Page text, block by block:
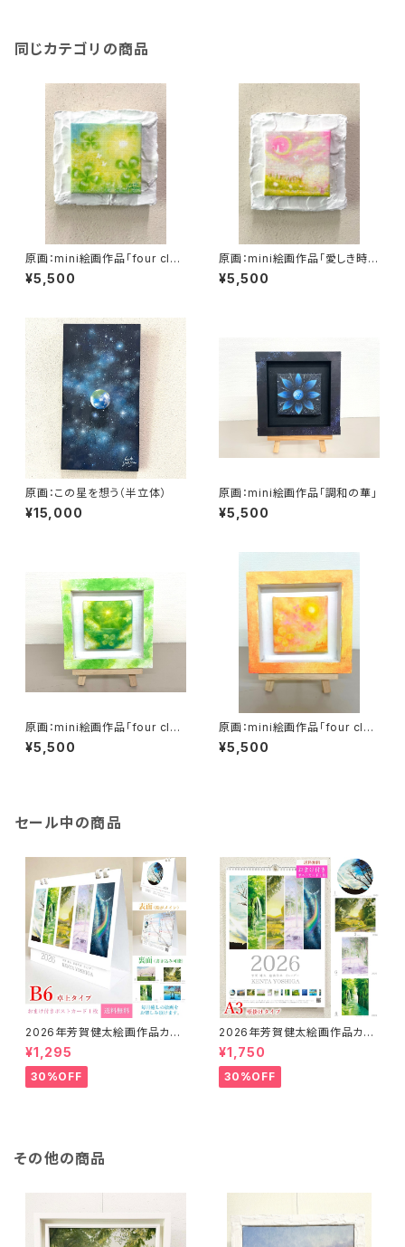
同じカテゴリの商品
原画：mini絵画作品「four clov
ers sky green」
¥5,500
原画：mini絵画作品「愛しき時
間」
¥5,500
原画：この星を想う（半立体）
¥15,000
原画：mini絵画作品「調和の華」
¥5,500
原画：mini絵画作品「four clov
ers sky green」
¥5,500
原画：mini絵画作品「four clov
ers sky orange」
¥5,500
セール中の商品
2026年芳賀健太絵画作品カレ
ンダー（卓上タイプB6）※おまけ
のポストカード付き
¥1,295
30%OFF
2026年芳賀健太絵画作品カレ
ンダー（壁掛けA3）※おまけの
ポストカード付き
¥1,750
30%OFF
その他の商品